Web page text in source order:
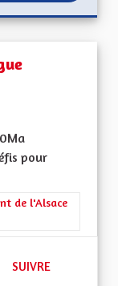
pour
l'Education et
de l'Alsace
49 ABONNÉS
SUIVRE